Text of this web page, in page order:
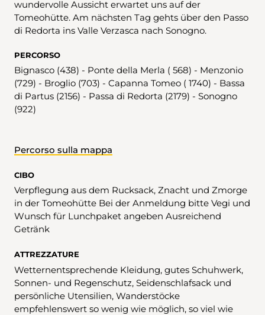
wundervolle Aussicht erwartet uns auf der
Tomeohütte. Am nächsten Tag gehts über den Passo
di Redorta ins Valle Verzasca nach Sonogno.
PERCORSO
Bignasco (438) - Ponte della Merla ( 568) - Menzonio
(729) - Broglio (703) - Capanna Tomeo ( 1740) - Bassa
di Partus (2156) - Passa di Redorta (2179) - Sonogno
(922)
Percorso sulla mappa
CIBO
Verpflegung aus dem Rucksack, Znacht und Zmorge
in der Tomeohütte Bei der Anmeldung bitte Vegi und
Wunsch für Lunchpaket angeben Ausreichend
Getränk
ATTREZZATURE
Wetternentsprechende Kleidung, gutes Schuhwerk,
Sonnen- und Regenschutz, Seidenschlafsack und
persönliche Utensilien, Wanderstöcke
empfehlenswert so wenig wie möglich, so viel wie